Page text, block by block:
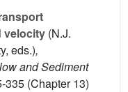
velocity (N.J.
eds.),
and Sediment
335 (Chapter 13)